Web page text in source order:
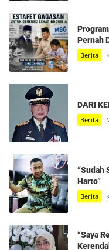
Pernah
Berita
DARI
Berita
“Sudah
Harto”
Berita
“Saya